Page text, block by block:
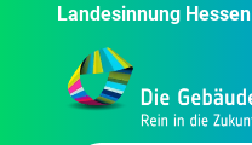
Landesinnung Hessen